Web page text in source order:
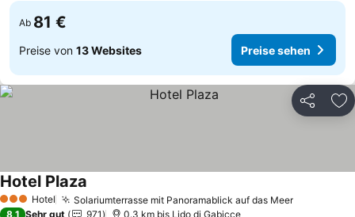
Ab 81 €
Preise von 13 Websites Preise sehen
Teilen
3 SterneHotel Solariumterrasse mit Panoramablick auf das MeerPreise
Hotel Plaza
8,1 Sehr gut 971 0.3 km bis Lido di Gabicce